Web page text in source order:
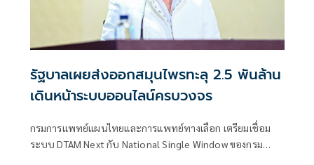
รัฐบาลเผยส่งออกสมุนไพรทะลุ 2.5 พันล้าน
เดินหน้าระบบออนไลน์ครบวงจร
กรมการแพทย์แผนไทยและการแพทย์ทางเลือก เตรียมเชื่อม
ระบบ DTAM Next กับ National Single Window ของกรม